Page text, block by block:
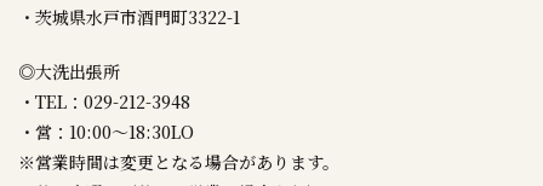
・茨城県水戸市酒門町3322-1
◎大洗出張所
・TEL：029-212-3948
・営：10:00～18:30LO
※営業時間は変更となる場合があります。